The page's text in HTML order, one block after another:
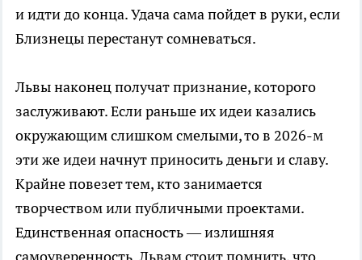
и идти до конца. Удача сама пойдет в руки, если
Близнецы перестанут сомневаться.
Львы наконец получат признание, которого
заслуживают. Если раньше их идеи казались
окружающим слишком смелыми, то в 2026-м
эти же идеи начнут приносить деньги и славу.
Крайне повезет тем, кто занимается
творчеством или публичными проектами.
Единственная опасность — излишняя
самоуверенность. Львам стоит помнить, что